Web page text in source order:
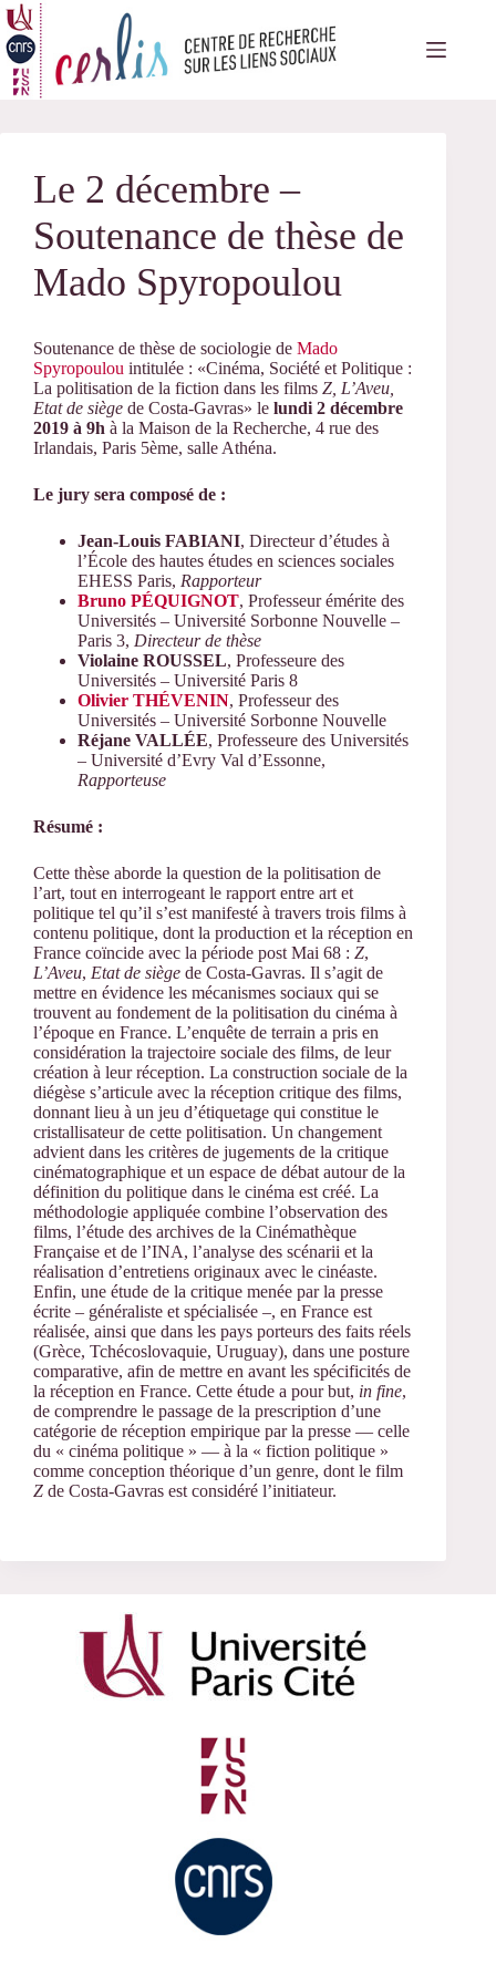
Passer
au
contenu
Le 2 décembre –
Soutenance de thèse de
Mado Spyropoulou
Soutenance de thèse de sociologie de Mado
Spyropoulou intitulée : «Cinéma, Société et Politique :
La politisation de la fiction dans les films Z, L’Aveu,
Etat de siège de Costa-Gavras» le lundi 2 décembre
2019 à 9h à la Maison de la Recherche, 4 rue des
Irlandais, Paris 5ème, salle Athéna.
Le jury sera composé de :
Jean-Louis FABIANI, Directeur d’études à
l’École des hautes études en sciences sociales
EHESS Paris, Rapporteur
Bruno PÉQUIGNOT, Professeur émérite des
Universités – Université Sorbonne Nouvelle –
Paris 3, Directeur de thèse
Violaine ROUSSEL, Professeure des
Universités – Université Paris 8
Olivier THÉVENIN, Professeur des
Universités – Université Sorbonne Nouvelle
Réjane VALLÉE, Professeure des Universités
– Université d’Evry Val d’Essonne,
Rapporteuse
Résumé :
Cette thèse aborde la question de la politisation de
l’art, tout en interrogeant le rapport entre art et
politique tel qu’il s’est manifesté à travers trois films à
contenu politique, dont la production et la réception en
France coïncide avec la période post Mai 68 : Z,
L’Aveu, Etat de siège de Costa-Gavras. Il s’agit de
mettre en évidence les mécanismes sociaux qui se
trouvent au fondement de la politisation du cinéma à
l’époque en France. L’enquête de terrain a pris en
considération la trajectoire sociale des films, de leur
création à leur réception. La construction sociale de la
diégèse s’articule avec la réception critique des films,
donnant lieu à un jeu d’étiquetage qui constitue le
cristallisateur de cette politisation. Un changement
advient dans les critères de jugements de la critique
cinématographique et un espace de débat autour de la
définition du politique dans le cinéma est créé. La
méthodologie appliquée combine l’observation des
films, l’étude des archives de la Cinémathèque
Française et de l’INA, l’analyse des scénarii et la
réalisation d’entretiens originaux avec le cinéaste.
Enfin, une étude de la critique menée par la presse
écrite – généraliste et spécialisée –, en France est
réalisée, ainsi que dans les pays porteurs des faits réels
(Grèce, Tchécoslovaquie, Uruguay), dans une posture
comparative, afin de mettre en avant les spécificités de
la réception en France. Cette étude a pour but, in fine,
de comprendre le passage de la prescription d’une
catégorie de réception empirique par la presse — celle
du « cinéma politique » — à la « fiction politique »
comme conception théorique d’un genre, dont le film
Z de Costa-Gavras est considéré l’initiateur.